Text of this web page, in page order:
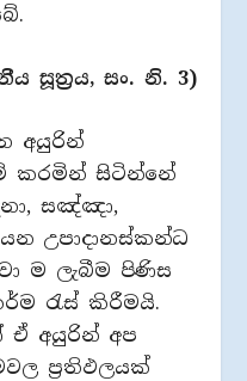
සූත්‍රය, සං. නි. 3)
අයුරින්
කරමින් සිටින්නේ
සඤ්ඤා,
උපාදානස්කන්ධ
ම ලැබීම පිණිස
රැස් කිරීමයි.
ඒ අයුරින් අප
ප්‍රතිඵලයක්